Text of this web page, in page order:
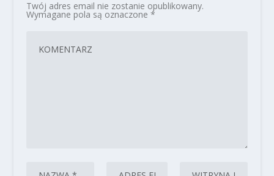
Twój adres email nie zostanie opublikowany.
Wymagane pola są oznaczone *